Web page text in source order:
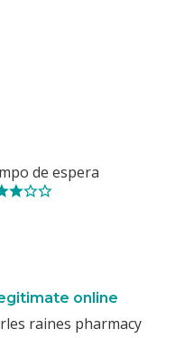
de espera
online
raines pharmacy